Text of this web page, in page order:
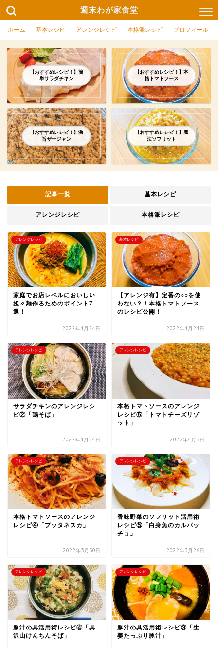
週末わが家食堂
ホーム 基本レシピ アレンジレシピ 本格派レシピ プロフィール
【おすすめレシピ！】簡
単サラダチキン
【おすすめレシピ！】本
格トマトソース
【おすすめレシピ！】激
旨ザージャン
【おすすめレシピ！】魔
法ソフリット
記事一覧 基本レシピ
アレンジレシピ 本格派レシピ
アレンジレシピ
家庭でお店レベルにおいしい
担々麺作るためのポイント7
選！
2022年4月24日
基本レシピ
【アレンジ有】定番の○○を使
わない？！本格トマトソース
のレシピ公開！
2022年4月24日
アレンジレシピ
サラダチキンのアレンジレシ
ピ②「鶏そば」
2022年4月24日
アレンジレシピ
本格トマトソースのアレンジ
レシピ⑤「トマトチーズリゾ
ット」
2022年4月3日
アレンジレシピ
本格トマトソースのアレンジ
レシピ④「プッタネスカ」
2022年3月30日
アレンジレシピ
香味野菜のソフリット活用術
レシピ⑤「白身魚のカルパッ
チョ」
2022年3月26日
アレンジレシピ
豚汁の具活用術レシピ④「具
沢山けんちんそば」
アレンジレシピ
豚汁の具活用術レシピ③「生
姜たっぷり豚汁」